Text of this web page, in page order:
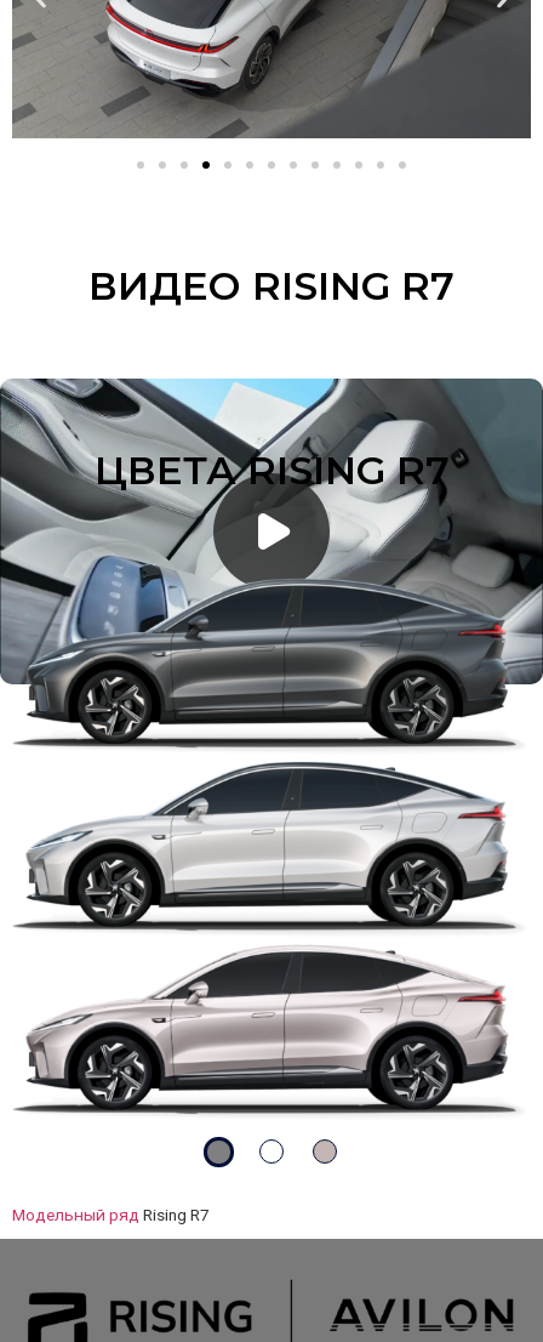
ВИДЕО RISING R7
ЦВЕТА RISING R7
Модельный ряд Rising R7